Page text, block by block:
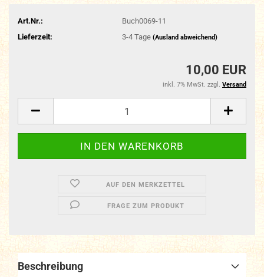
Art.Nr.:
Buch0069-11
Lieferzeit:
3-4 Tage (Ausland abweichend)
10,00 EUR
inkl. 7% MwSt. zzgl. Versand
AUF DEN MERKZETTEL
FRAGE ZUM PRODUKT
Beschreibung